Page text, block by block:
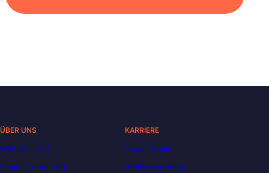
ÜBER UNS
Wer ist Liora?
Finanzierung und
KARRIERE
Unser Team
Stellenangebote